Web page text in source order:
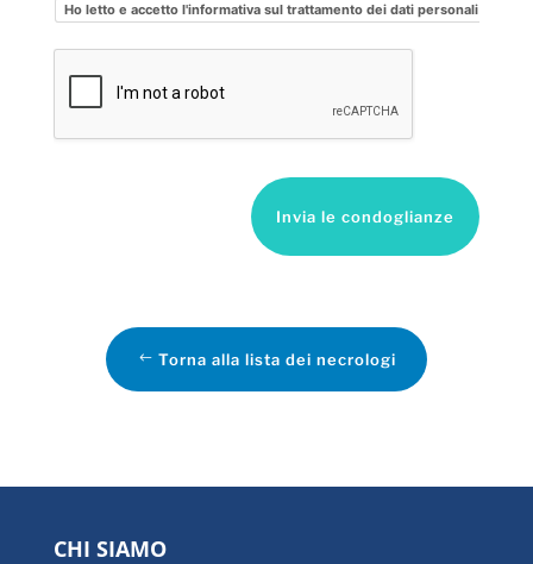
Ho letto e accetto l'informativa sul trattamento dei dati personali
Invia le condoglianze
Torna alla lista dei necrologi
CHI SIAMO